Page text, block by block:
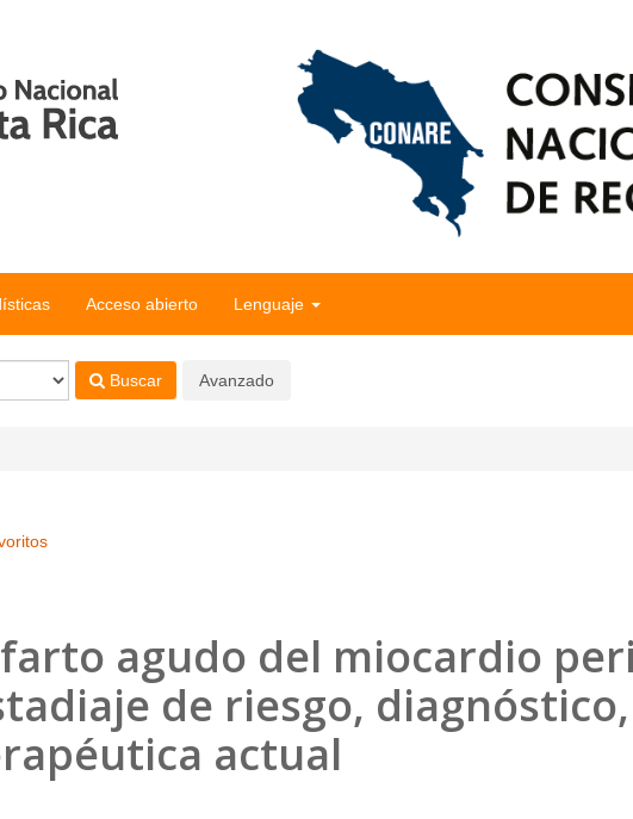
Acceso abierto Lenguaje
Buscar Avanzado
agudo del miocardio
de riesgo,
actual